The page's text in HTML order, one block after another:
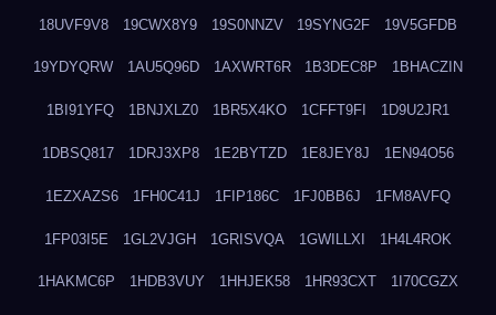
18UVF9V8 19CWX8Y9 19S0NNZV 19SYNG2F 19V5GFDB
19YDYQRW 1AU5Q96D 1AXWRT6R 1B3DEC8P 1BHACZIN
1BI91YFQ 1BNJXLZ0 1BR5X4KO 1CFFT9FI 1D9U2JR1
1DBSQ817 1DRJ3XP8 1E2BYTZD 1E8JEY8J 1EN94O56
1EZXAZS6 1FH0C41J 1FIP186C 1FJ0BB6J 1FM8AVFQ
1FP03I5E 1GL2VJGH 1GRISVQA 1GWILLXI 1H4L4ROK
1HAKMC6P 1HDB3VUY 1HHJEK58 1HR93CXT 1I70CGZX